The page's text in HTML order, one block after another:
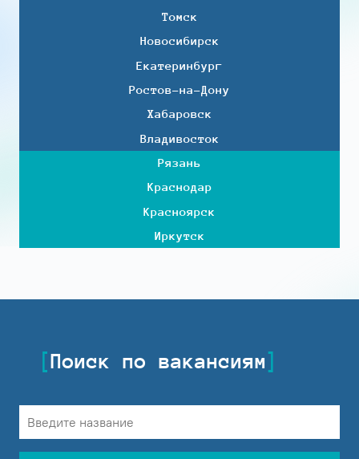
Томск
Новосибирск
Екатеринбург
Ростов-на-Дону
Хабаровск
Владивосток
Рязань
Краснодар
Красноярск
Иркутск
Поиск по вакансиям